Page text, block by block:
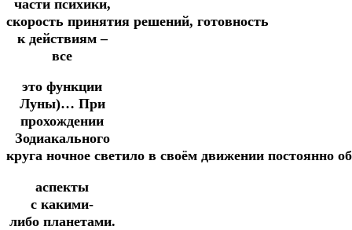
части психики,
скорость принятия решений, готовность
к действиям –
все
это функции
Луны)… При
прохождении
Зодиакального
круга ночное светило в своём движении постоянно
аспекты
с какими-
либо планетами.